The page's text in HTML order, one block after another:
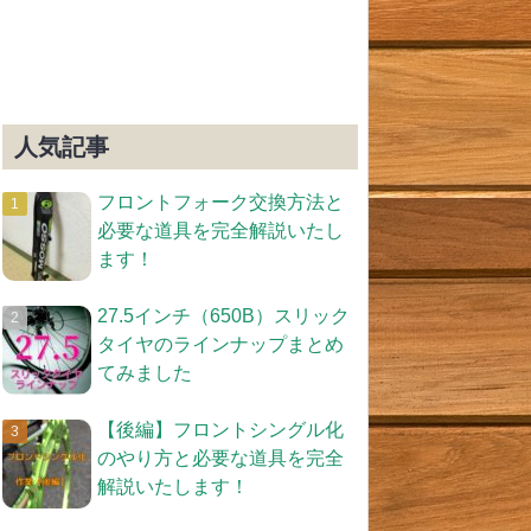
人気記事
フロントフォーク交換方法と
必要な道具を完全解説いたし
ます！
27.5インチ（650B）スリック
タイヤのラインナップまとめ
てみました
【後編】フロントシングル化
のやり方と必要な道具を完全
解説いたします！